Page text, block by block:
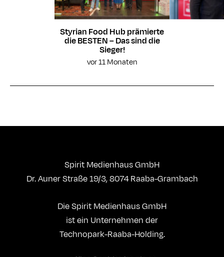
Styrian Food Hub prämierte
die BESTEN – Das sind die
Sieger!
vor 11 Monaten
Spirit Medienhaus GmbH
Dr. Auner Straße 19/3, 8074 Raaba-Grambach
Die Spirit Medienhaus GmbH
ist ein Unternehmen der
Technopark-Raaba-Holding.